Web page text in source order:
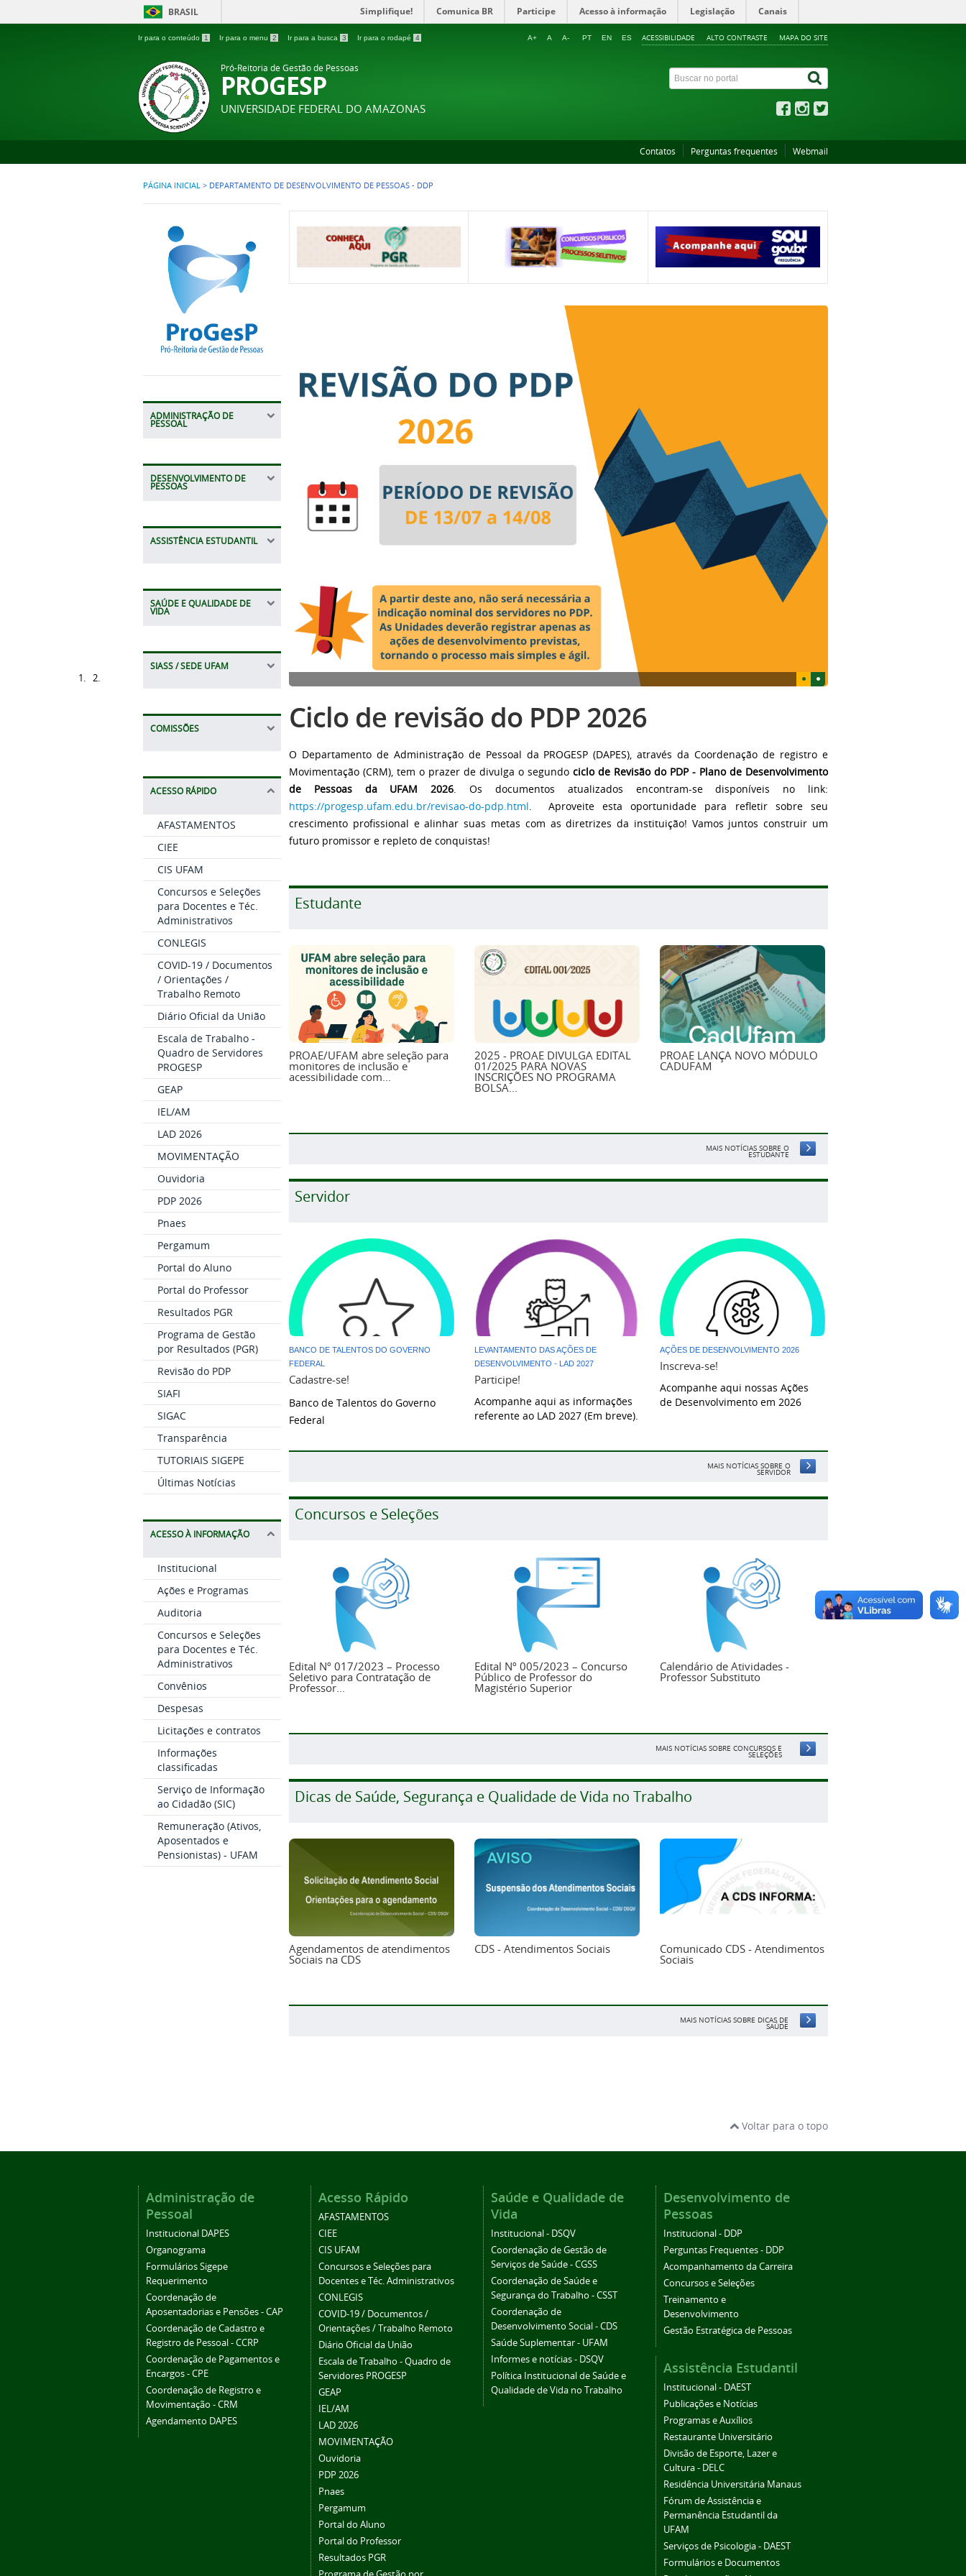
BRASIL Simplifique! Comunica BR Participe Acesso à informação Legislação Canais
Ir para o conteúdo 1 Ir para o menu 2 Ir para a busca 3 Ir para o rodapé 4 ACESSIBILIDADE ALTO CONTRASTE MAPA DO SITE
A+ A A- PT EN ES
Pró-Reitoria de Gestão de Pessoas
PROGESP
UNIVERSIDADE FEDERAL DO AMAZONAS
Contatos Perguntas frequentes Webmail
PÁGINA INICIAL > DEPARTAMENTO DE DESENVOLVIMENTO DE PESSOAS - DDP
ADMINISTRAÇÃO DE
PESSOAL
DESENVOLVIMENTO DE
PESSOAS
ASSISTÊNCIA ESTUDANTIL
SAÚDE E QUALIDADE DE
VIDA
SIASS / SEDE UFAM
COMISSÕES
ACESSO RÁPIDO
AFASTAMENTOS
CIEE
CIS UFAM
Concursos e Seleções
para Docentes e Téc.
Administrativos
CONLEGIS
COVID-19 / Documentos
/ Orientações /
Trabalho Remoto
Diário Oficial da União
Escala de Trabalho -
Quadro de Servidores
PROGESP
GEAP
IEL/AM
LAD 2026
MOVIMENTAÇÃO
Ouvidoria
PDP 2026
Pnaes
Pergamum
Portal do Aluno
Portal do Professor
Resultados PGR
Programa de Gestão
por Resultados (PGR)
Revisão do PDP
SIAFI
SIGAC
Transparência
TUTORIAIS SIGEPE
Últimas Notícias
ACESSO À INFORMAÇÃO
Institucional
Ações e Programas
Auditoria
Concursos e Seleções
para Docentes e Téc.
Administrativos
Convênios
Despesas
Licitações e contratos
Informações
classificadas
Serviço de Informação
ao Cidadão (SIC)
Remuneração (Ativos,
Aposentados e
Pensionistas) - UFAM
Ciclo de revisão do PDP 2026
O Departamento de Administração de Pessoal da PROGESP (DAPES), através da Coordenação de registro e
Movimentação (CRM), tem o prazer de divulga o segundo ciclo de Revisão do PDP - Plano de Desenvolvimento
de Pessoas da UFAM 2026. Os documentos atualizados encontram-se disponíveis no link:
https://progesp.ufam.edu.br/revisao-do-pdp.html.
Aproveite esta oportunidade para refletir sobre seu
crescimento profissional e alinhar suas metas com as diretrizes da instituição! Vamos juntos construir um
futuro promissor e repleto de conquistas!
Estudante
PROAE/UFAM abre seleção para
monitores de inclusão e
acessibilidade com...
2025 - PROAE DIVULGA EDITAL
01/2025 PARA NOVAS
INSCRIÇÕES NO PROGRAMA
BOLSA...
PROAE LANÇA NOVO MÓDULO
CADUFAM
MAIS NOTÍCIAS SOBRE O
ESTUDANTE
Servidor
BANCO DE TALENTOS DO GOVERNO
FEDERAL
Cadastre-se!
Banco de Talentos do Governo
Federal
LEVANTAMENTO DAS AÇÕES DE
DESENVOLVIMENTO - LAD 2027
Participe!
Acompanhe aqui as informações
referente ao LAD 2027 (Em breve).
AÇÕES DE DESENVOLVIMENTO 2026
Inscreva-se!
Acompanhe aqui nossas Ações
de Desenvolvimento em 2026
MAIS NOTÍCIAS SOBRE O
SERVIDOR
Concursos e Seleções
Edital Nº 017/2023 – Processo
Seletivo para Contratação de
Professor...
Edital Nº 005/2023 – Concurso
Público de Professor do
Magistério Superior
Calendário de Atividades -
Professor Substituto
MAIS NOTÍCIAS SOBRE CONCURSOS E
SELEÇÕES
Dicas de Saúde, Segurança e Qualidade de Vida no Trabalho
Agendamentos de atendimentos
Sociais na CDS
CDS - Atendimentos Sociais Comunicado CDS - Atendimentos
Sociais
MAIS NOTÍCIAS SOBRE DICAS DE
SAÚDE
Voltar para o topo
Administração de
Pessoal
Institucional DAPES
Organograma
Formulários Sigepe
Requerimento
Coordenação de
Aposentadorias e Pensões - CAP
Coordenação de Cadastro e
Registro de Pessoal - CCRP
Coordenação de Pagamentos e
Encargos - CPE
Coordenação de Registro e
Movimentação - CRM
Agendamento DAPES
Acesso Rápido
AFASTAMENTOS
CIEE
CIS UFAM
Concursos e Seleções para
Docentes e Téc. Administrativos
CONLEGIS
COVID-19 / Documentos /
Orientações / Trabalho Remoto
Diário Oficial da União
Escala de Trabalho - Quadro de
Servidores PROGESP
GEAP
IEL/AM
LAD 2026
MOVIMENTAÇÃO
Ouvidoria
PDP 2026
Pnaes
Pergamum
Portal do Aluno
Portal do Professor
Resultados PGR
Saúde e Qualidade de
Vida
Institucional - DSQV
Coordenação de Gestão de
Serviços de Saúde - CGSS
Coordenação de Saúde e
Segurança do Trabalho - CSST
Coordenação de
Desenvolvimento Social - CDS
Saúde Suplementar - UFAM
Informes e notícias - DSQV
Política Institucional de Saúde e
Qualidade de Vida no Trabalho
Desenvolvimento de
Pessoas
Institucional - DDP
Perguntas Frequentes - DDP
Acompanhamento da Carreira
Concursos e Seleções
Treinamento e
Desenvolvimento
Gestão Estratégica de Pessoas
Assistência Estudantil
Institucional - DAEST
Publicações e Notícias
Programas e Auxílios
Restaurante Universitário
Divisão de Esporte, Lazer e
Cultura - DELC
Residência Universitária Manaus
Fórum de Assistência e
Permanência Estudantil da
UFAM
Serviços de Psicologia - DAEST
Formulários e Documentos